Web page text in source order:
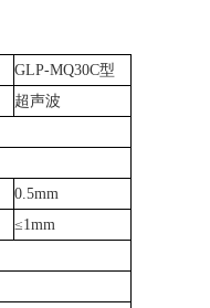
GLP-MQ30C型
超声波
0.5mm
≤1mm